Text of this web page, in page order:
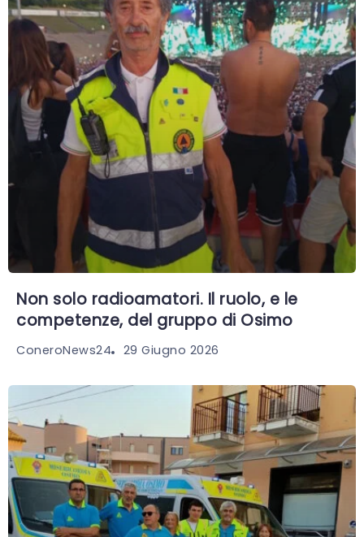
Non solo radioamatori. Il ruolo, e le
competenze, del gruppo di Osimo
ConeroNews24 29 Giugno 2026